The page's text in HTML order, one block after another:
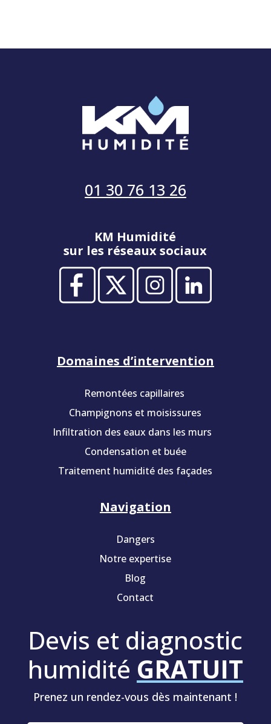
01 30 76 13 26
KM Humidité
sur les réseaux sociaux
Domaines d’intervention
Remontées capillaires
Champignons et moisissures
Infiltration des eaux dans les murs
Condensation et buée
Traitement humidité des façades
Navigation
Dangers
Notre expertise
Blog
Contact
Devis et diagnostic
humidité GRATUIT
Prenez un rendez-vous dès maintenant !